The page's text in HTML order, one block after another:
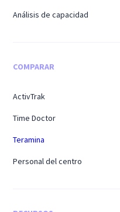
Análisis de capacidad
COMPARAR
ActivTrak
Time Doctor
Teramina
Personal del centro